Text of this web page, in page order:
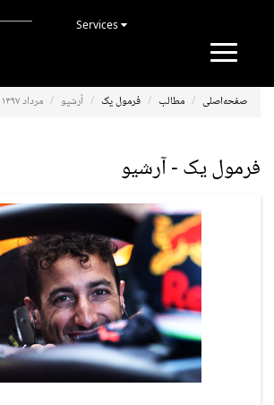
Toggle
صفحه‌اصلی مطالب فرمول یک آرشیو مرداد ۱۳۹۷
فرمول یک - آرشیو